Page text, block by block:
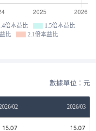
倍本益比
1.5倍本益比
比 2.1倍本益比
數據單位：元
02 2026/03
15.07 15.07